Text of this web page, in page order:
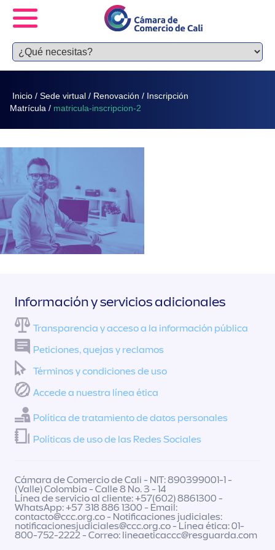
Inicio / Sede virtual / Renovación / Inscripción
Matrícula / matricula-inscripcion-2
Información y servicios adicionales
Transparencia y acceso a la información pública
Peticiones, quejas y reclamos
Términos y condiciones de uso
Accede a nuestra línea ética
Política de tratamiento de datos personales
Políticas de uso de las Redes Sociales
Cámara de Comercio de Cali - NIT: 890399001-1 -
(Valle) Colombia - Calle 8 No. 3 - 14
Línea de servicio al cliente: +57(602) 8861300 -
WhatsApp: +57 318 886 1300 - Email:
contacto@ccc.org.co- Notificaciones judiciales:
notificacionesjudiciales@ccc.org.co- Línea ética: 01-
800-752-2222 - Correo: lineaeticaccc@resguarda.com